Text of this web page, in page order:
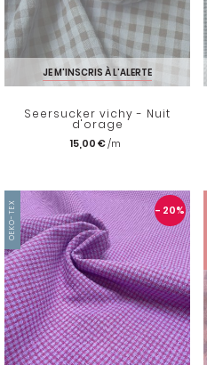
JE M'INSCRIS À L'ALERTE
Seersucker vichy - Nuit
d'orage
15,00 €
OEKO-TEX - 20%